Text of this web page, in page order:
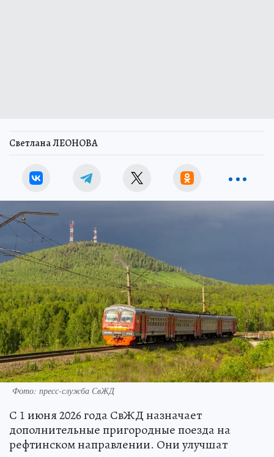
Светлана ЛЕОНОВА
Фото: пресс-служба СвЖД
С 1 июня 2026 года СвЖД назначает
дополнительные пригородные поезда на
рефтинском направлении. Они улучшат